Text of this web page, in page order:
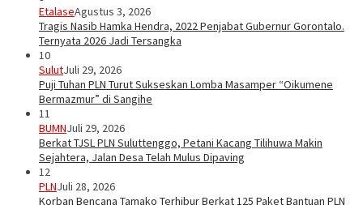
EtalaseAgustus 3, 2026
Tragis Nasib Hamka Hendra, 2022 Penjabat Gubernur Gorontalo.
Ternyata 2026 Jadi Tersangka
10
SulutJuli 29, 2026
Puji Tuhan PLN Turut Sukseskan Lomba Masamper “Oikumene
Bermazmur” di Sangihe
11
BUMNJuli 29, 2026
Berkat TJSL PLN Suluttenggo, Petani Kacang Tilihuwa Makin
Sejahtera, Jalan Desa Telah Mulus Dipaving
12
PLNJuli 28, 2026
Korban Bencana Tamako Terhibur Berkat 125 Paket Bantuan PLN